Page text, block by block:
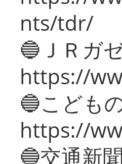
nts/tdr/
🔵ＪＲガ
https://
🔵こども
https://
🔵交通新